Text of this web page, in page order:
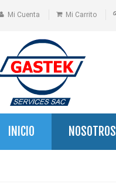
Mi Cuenta Mi Carrito
INICIO NOSOTROS